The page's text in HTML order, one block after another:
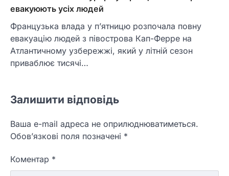
евакуюють усіх людей
Французька влада у п’ятницю розпочала повну
евакуацію людей з півострова Кап-Ферре на
Атлантичному узбережжі, який у літній сезон
приваблює тисячі…
Залишити відповідь
Ваша e-mail адреса не оприлюднюватиметься.
Обов’язкові поля позначені *
Коментар *